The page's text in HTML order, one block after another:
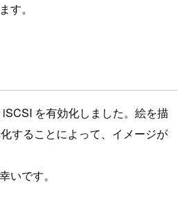
す。
を有効化しました。絵を描
することによって、イメージが
いです。